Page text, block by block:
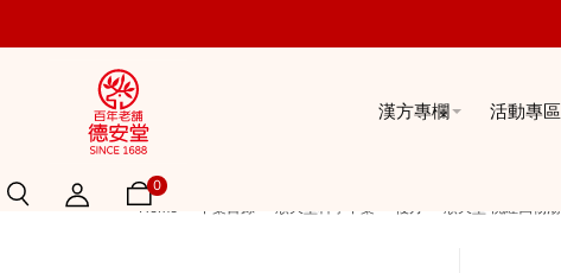
漢方專欄 活動專區
0
Home 中藥目錄 順天堂科學中藥 複方 順天堂 桃紅四物湯